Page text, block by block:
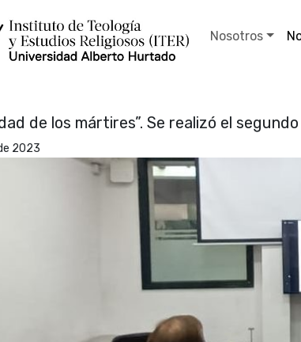
Nosotros
de los mártires”. Se realizó el
2023